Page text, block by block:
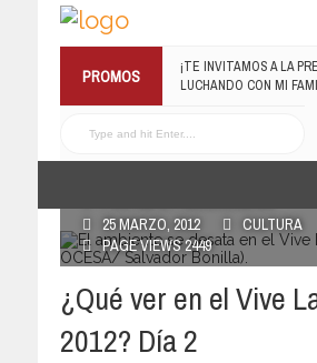
PROMOS
¡TE INVITAMOS A LA
LUCHANDO CON MI
REGALA EL COMPILADO
25 MARZO, 2012
CULTURA
PAGE VIEWS 2449
¿Qué ver en el Vive
2012? Día 2